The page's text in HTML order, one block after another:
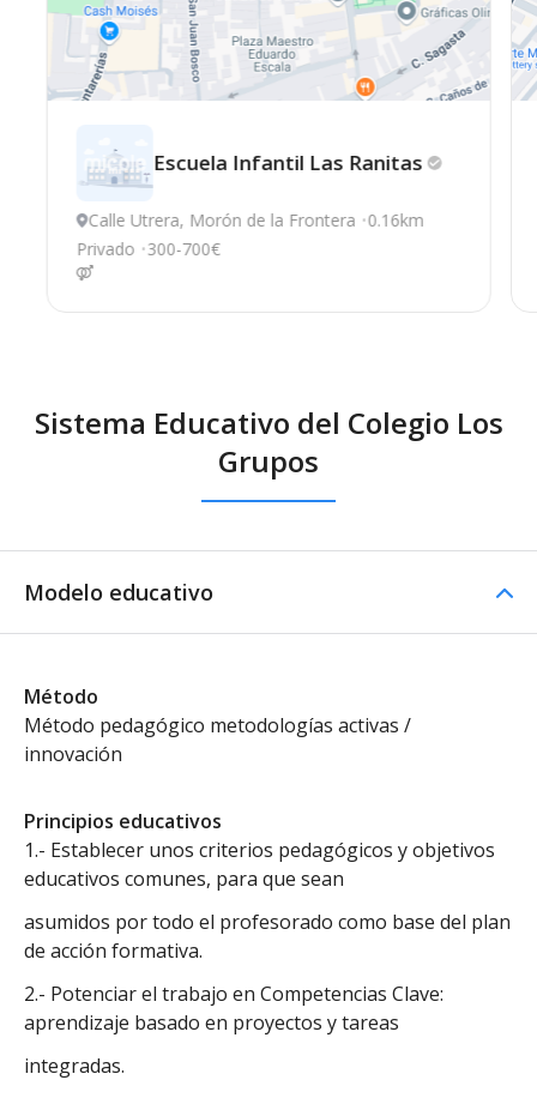
Escuela Infantil Las Ranitas
Calle Utrera, Morón de la Frontera 0.16km
Privado 300-700€
Sistema Educativo del Colegio Los
Grupos
Modelo educativo
Método
Método pedagógico metodologías activas /
innovación
Principios educativos
1.- Establecer unos criterios pedagógicos y objetivos
educativos comunes, para que sean
asumidos por todo el profesorado como base del plan
de acción formativa.
2.- Potenciar el trabajo en Competencias Clave:
aprendizaje basado en proyectos y tareas
integradas.